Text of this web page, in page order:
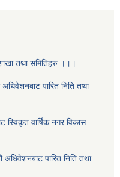
तथा समितिहरु ।।।
पारित निति तथा
वार्षिक नगर विकास
पारित निति तथा